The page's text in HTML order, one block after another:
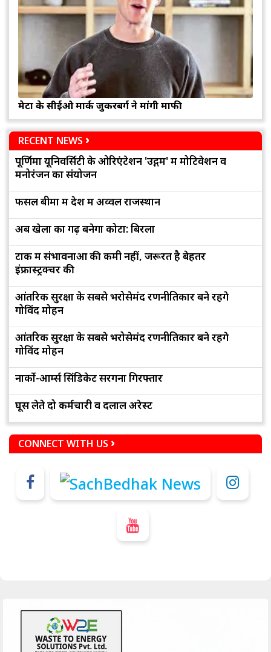
मेटा के सीईओ मार्क जुकरबर्ग ने मांगी माफी
RECENT NEWS
पूर्णिमा यूनिवर्सिटी के ओरिएंटेशन 'उद्गम' में मोटिवेशन व
मनोरंजन का संयोजन
फसल बीमा में देश में अव्वल राजस्थान
अब खेलों का गढ़ बनेगा कोटा: बिरला
टोंक में संभावनाओं की कमी नहीं, जरूरत है बेहतर
इंफ्रास्ट्रक्चर की
आंतरिक सुरक्षा के सबसे भरोसेमंद रणनीतिकार बने रहेंगे
गोविंद मोहन
आंतरिक सुरक्षा के सबसे भरोसेमंद रणनीतिकार बने रहेंगे
गोविंद मोहन
नार्को-आर्म्स सिंडिकेट सरगना गिरफ्तार
घूस लेते दो कर्मचारी व दलाल अरेस्ट
CONNECT WITH US